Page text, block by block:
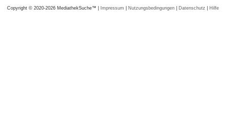
Copyright © 2020-2026 MediathekSuche™ | Impressum | Nutzungsbedingungen | Datenschutz | Hilfe